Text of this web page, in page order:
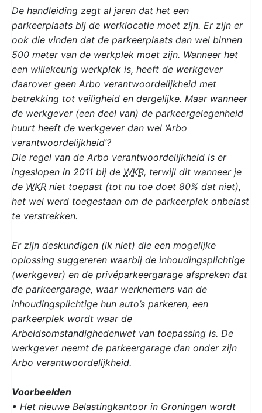
De handleiding zegt al jaren dat het een
parkeerplaats bij de werklocatie moet zijn. Er zijn er
ook die vinden dat de parkeerplaats dan wel binnen
500 meter van de werkplek moet zijn. Wanneer het
een willekeurig werkplek is, heeft de werkgever
daarover geen Arbo verantwoordelijkheid met
betrekking tot veiligheid en dergelijke. Maar wanneer
de werkgever (een deel van) de parkeergelegenheid
huurt heeft de werkgever dan wel ‘Arbo
verantwoordelijkheid’?
Die regel van de Arbo verantwoordelijkheid is er
ingeslopen in 2011 bij de WKR, terwijl dit wanneer je
de WKR niet toepast (tot nu toe doet 80% dat niet),
het wel werd toegestaan om de parkeerplek onbelast
te verstrekken.
Er zijn deskundigen (ik niet) die een mogelijke
oplossing suggereren waarbij de inhoudingsplichtige
(werkgever) en de privéparkeergarage afspreken dat
de parkeergarage, waar werknemers van de
inhoudingsplichtige hun auto’s parkeren, een
parkeerplek wordt waar de
Arbeidsomstandighedenwet van toepassing is. De
werkgever neemt de parkeergarage dan onder zijn
Arbo verantwoordelijkheid.
Voorbeelden
• Het nieuwe Belastingkantoor in Groningen wordt